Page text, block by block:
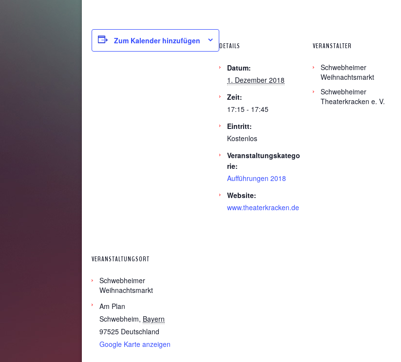
Zum Kalender hinzufügen
DETAILS
Datum:
1. Dezember 2018
Zeit:
17:15 - 17:45
Eintritt:
Kostenlos
Veranstaltungskatego
rie:
Aufführungen 2018
Website:
www.theaterkracken.de
VERANSTALTER
Schwebheimer
Weihnachtsmarkt
Schwebheimer
Theaterkracken e. V.
VERANSTALTUNGSORT
Schwebheimer
Weihnachtsmarkt
Am Plan
Schwebheim, Bayern
97525 Deutschland
Google Karte anzeigen